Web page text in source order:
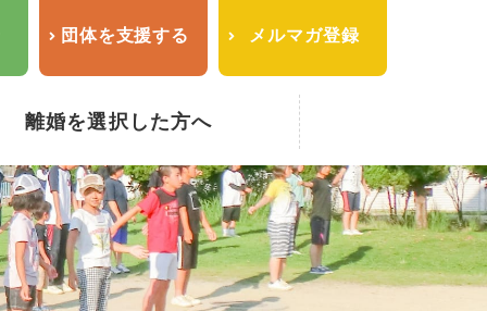
団体を支援する メルマガ登録
離婚を選択した方へ